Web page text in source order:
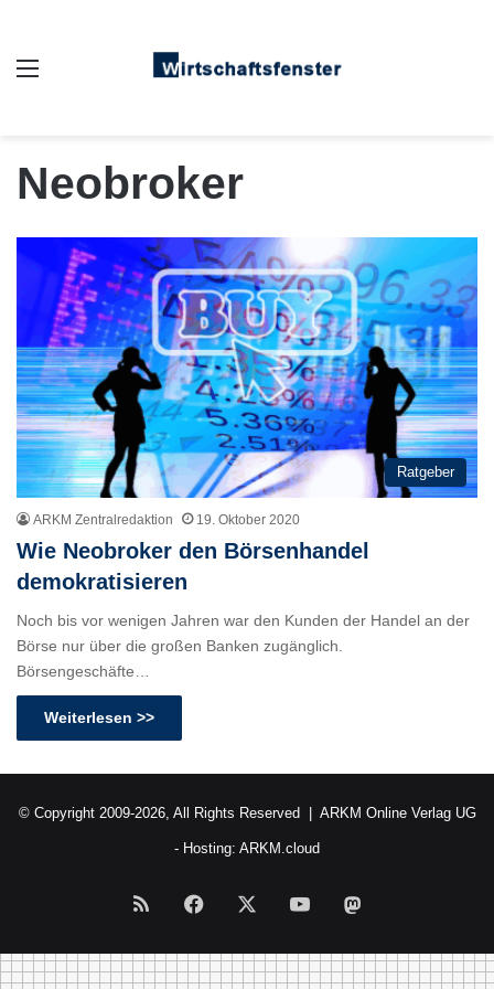
Neobroker
Ratgeber
ARKM Zentralredaktion 19. Oktober 2020
Wie Neobroker den Börsenhandel
demokratisieren
Noch bis vor wenigen Jahren war den Kunden der Handel an der
Börse nur über die großen Banken zugänglich.
Börsengeschäfte…
Weiterlesen >>
© Copyright 2009-2026, All Rights Reserved | ARKM Online Verlag UG
- Hosting: ARKM.cloud
RSS Facebook YouTube